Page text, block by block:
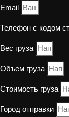
Email
Телефон с кодом
Вес груза
Объем груза
Стоимость груза
Город отправки